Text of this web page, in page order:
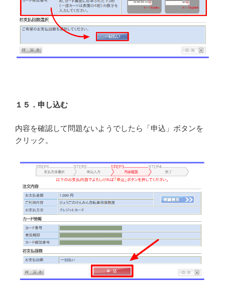
１５．申し込む
内容を確認して問題ないようでしたら「申込」ボタンを
クリック。